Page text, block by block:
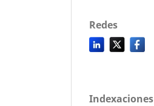
Redes
Indexaciones